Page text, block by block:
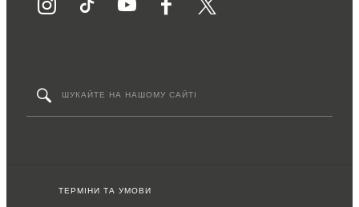
ТЕРМІНИ ТА УМОВИ